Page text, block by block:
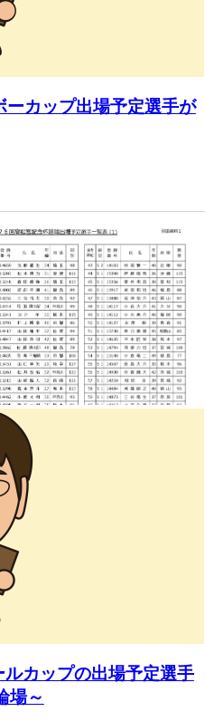
ーカップ出場予定選手が
カップの出場予定選手
場～